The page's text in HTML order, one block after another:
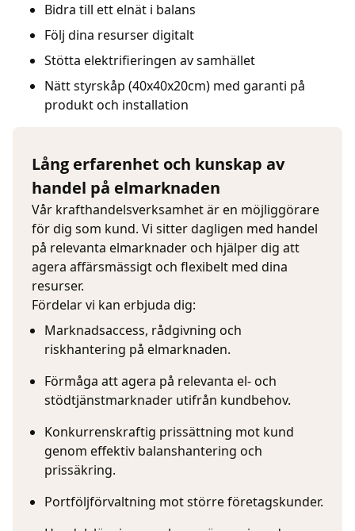
Bidra till ett elnät i balans
Följ dina resurser digitalt
Stötta elektrifieringen av samhället
Nätt styrskåp (40x40x20cm) med garanti på
produkt och installation
Lång erfarenhet och kunskap av
handel på elmarknaden
Vår krafthandelsverksamhet är en möjliggörare
för dig som kund. Vi sitter dagligen med handel
på relevanta elmarknader och hjälper dig att
agera affärsmässigt och flexibelt med dina
resurser.
Fördelar vi kan erbjuda dig:
Marknadsaccess, rådgivning och
riskhantering på elmarknaden.
Förmåga att agera på relevanta el- och
stödtjänstmarknader utifrån kundbehov.
Konkurrenskraftig prissättning mot kund
genom effektiv balanshantering och
prissäkring.
Portföljförvaltning mot större företagskunder.